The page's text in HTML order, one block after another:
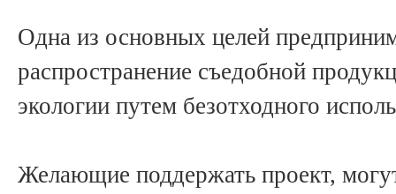
Одна из основных целей
распространение съедобной
экологии путем безотходного
Желающие поддержать проект,